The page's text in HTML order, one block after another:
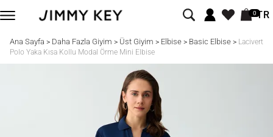
0TR
Ana Sayfa > Daha Fazla Giyim > Üst Giyim > Elbise> Basic Elbise> Lacivert
Polo Yaka Kısa Kollu Modal Örme Mini Elbise